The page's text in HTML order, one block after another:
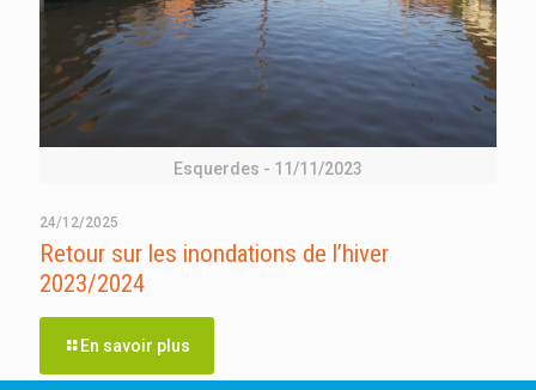
Esquerdes - 11/11/2023
24/12/2025
Retour sur les inondations de l’hiver
2023/2024
En savoir plus